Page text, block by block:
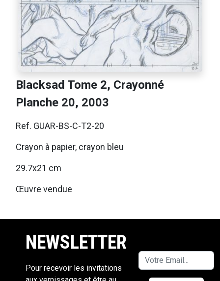
Blacksad Tome 2, Crayonné
Planche 20, 2003
Ref. GUAR-BS-C-T2-20
Crayon à papier, crayon bleu
29.7x21 cm
Œuvre vendue
NEWSLETTER
Pour recevoir les invitations